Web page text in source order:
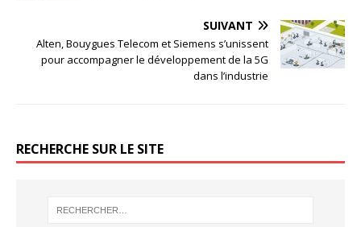
SUIVANT
Alten, Bouygues Telecom et Siemens s’unissent
pour accompagner le développement de la 5G
dans l’industrie
RECHERCHE SUR LE SITE